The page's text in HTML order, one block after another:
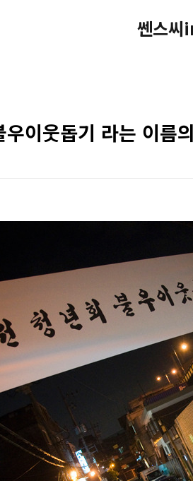
쎈스씨
이웃돕기 라는 이름